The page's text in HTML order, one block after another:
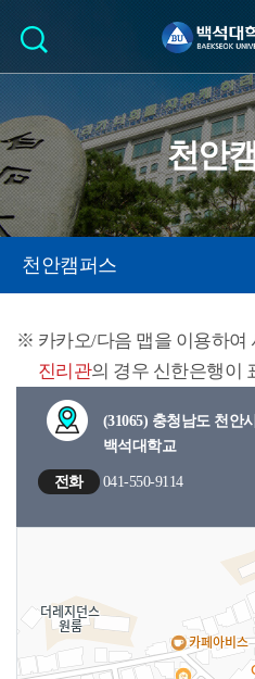
천안
천안캠퍼스
카카오/다음 맵을 이용하여
진리관의 경우 신한은행이
(31065) 충청남도 천안
백석대학교
전화 041-550-9114